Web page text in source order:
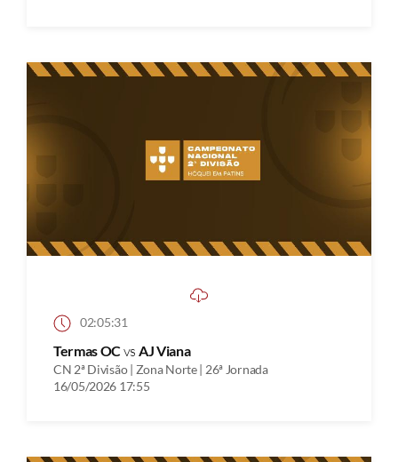
02:05:31
Termas OCvs AJ Viana
CN 2ª Divisão | Zona Norte | 26ª Jornada
16/05/2026 17:55